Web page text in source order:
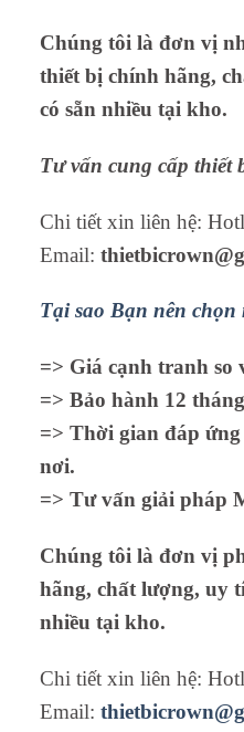
Chúng tôi là đơn vị
thiết bị chính hãng,
có sẵn nhiều tại kho.
Tư vấn cung cấp thiết
Chi tiết xin liên hệ:
Email:
Tại sao Bạn nên
=> Giá cạnh tranh
=> Bảo hành 12
=> Thời gian đáp
nơi.
=> Tư vấn giải pháp
Chúng tôi là đơn vị
hãng, chất lượng, uy
nhiều tại kho.
Chi tiết xin liên hệ:
Email: